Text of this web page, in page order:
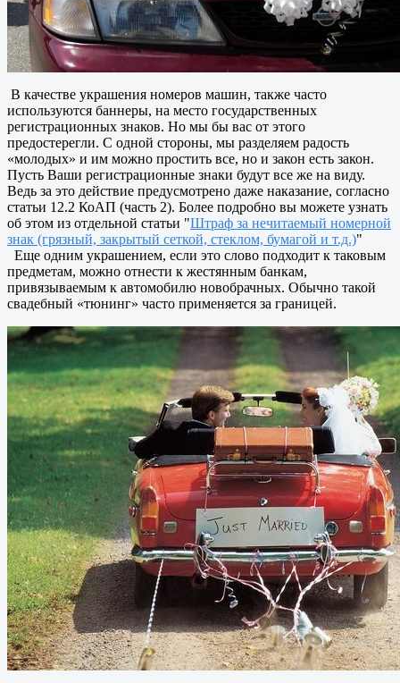
В качестве украшения номеров машин, также часто
используются баннеры, на место государственных
регистрационных знаков. Но мы бы вас от этого
предостерегли. С одной стороны, мы разделяем радость
«молодых» и им можно простить все, но и закон есть закон.
Пусть Ваши регистрационные знаки будут все же на виду.
Ведь за это действие предусмотрено даже наказание, согласно
статьи 12.2 КоАП (часть 2). Более подробно вы можете узнать
об этом из отдельной статьи "Штраф за нечитаемый номерной
знак (грязный, закрытый сеткой, стеклом, бумагой и т.д.)"
Еще одним украшением, если это слово подходит к таковым
предметам, можно отнести к жестянным банкам,
привязываемым к автомобилю новобрачных. Обычно такой
свадебный «тюнинг» часто применяется за границей.